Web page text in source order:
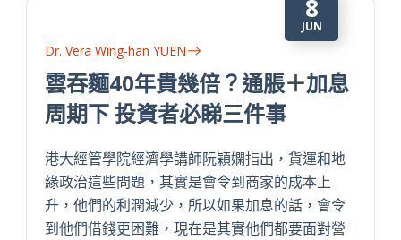
8
JUN
Dr. Vera Wing-han YUEN
雲吞麵40年貴幾倍？通脹＋加息
周期下 投資者必睇三件事
港大經管學院經濟學講師阮穎嫻指出，貨運和地
緣政治這些問題，其實是會令到商家的成本上
升，他們的利潤減少，所以如果加息的話，會令
到他們借錢更困難，現在是其實他們都要面對營